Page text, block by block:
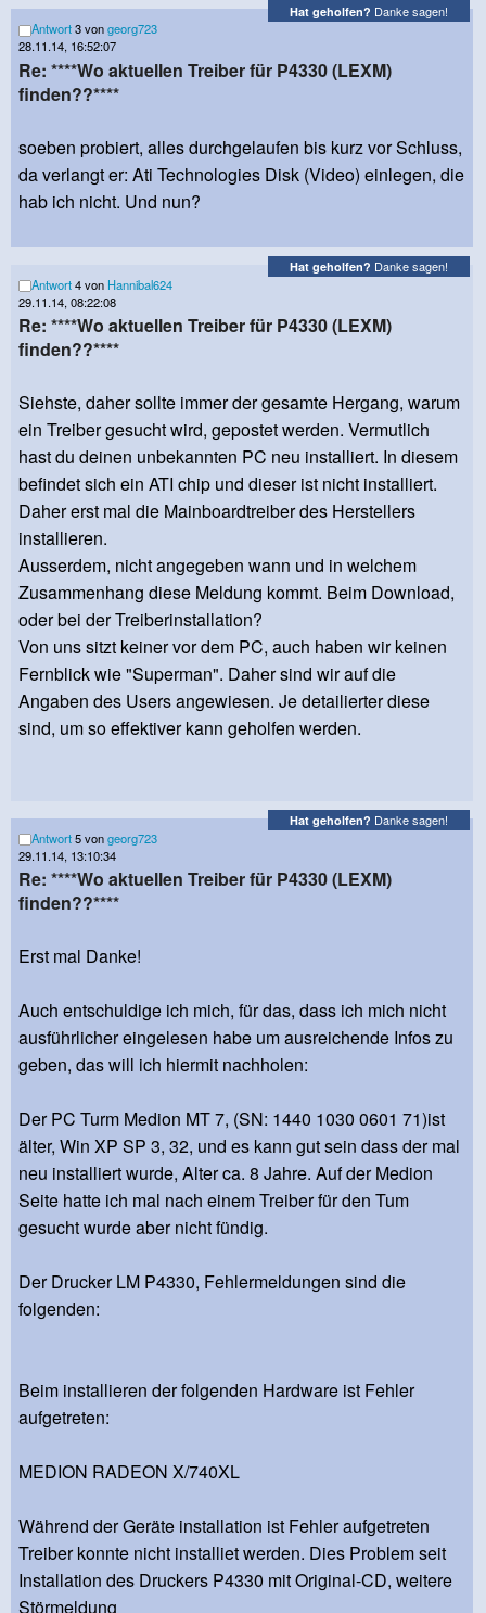
Hat geholfen? Danke sagen!
Antwort3 vongeorg723
28.11.14, 16:52:07
Re: ****Wo aktuellen Treiber für P4330 (LEXM)
finden??****
soeben probiert, alles durchgelaufen bis kurz vor Schluss,
da verlangt er: Ati Technologies Disk (Video) einlegen, die
hab ich nicht. Und nun?
Hat geholfen? Danke sagen!
Antwort4 von Hannibal624
29.11.14, 08:22:08
Re: ****Wo aktuellen Treiber für P4330 (LEXM)
finden??****
Siehste, daher sollte immer der gesamte Hergang, warum
ein Treiber gesucht wird, gepostet werden. Vermutlich
hast du deinen unbekannten PC neu installiert. In diesem
befindet sich ein ATI chip und dieser ist nicht installiert.
Daher erst mal die Mainboardtreiber des Herstellers
installieren.
Ausserdem, nicht angegeben wann und in welchem
Zusammenhang diese Meldung kommt. Beim Download,
oder bei der Treiberinstallation?
Von uns sitzt keiner vor dem PC, auch haben wir keinen
Fernblick wie "Superman". Daher sind wir auf die
Angaben des Users angewiesen. Je detailierter diese
sind, um so effektiver kann geholfen werden.
Hat geholfen? Danke sagen!
Antwort5 vongeorg723
29.11.14, 13:10:34
Re: ****Wo aktuellen Treiber für P4330 (LEXM)
finden??****
Erst mal Danke!
Auch entschuldige ich mich, für das, dass ich mich nicht
ausführlicher eingelesen habe um ausreichende Infos zu
geben, das will ich hiermit nachholen:
Der PC Turm Medion MT 7, (SN: 1440 1030 0601 71)ist
älter, Win XP SP 3, 32, und es kann gut sein dass der mal
neu installiert wurde, Alter ca. 8 Jahre. Auf der Medion
Seite hatte ich mal nach einem Treiber für den Tum
gesucht wurde aber nicht fündig.
Der Drucker LM P4330, Fehlermeldungen sind die
folgenden:
Beim installieren der folgenden Hardware ist Fehler
aufgetreten:
MEDION RADEON X/740XL
Während der Geräte installation ist Fehler aufgetreten
Treiber konnte nicht installiet werden. Dies Problem seit
Installation des Druckers P4330 mit Original-CD, weitere
Störmeldung